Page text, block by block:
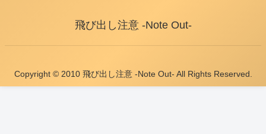
飛び出し注意 -Note Out-
Copyright © 2010 飛び出し注意 -Note Out- All Rights Reserved.